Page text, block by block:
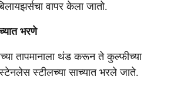
वापर केला जातो.
भरणे
तापमानाला थंड करून ते कुल्फीच्या
स्टीलच्या साच्यात भरले जाते.